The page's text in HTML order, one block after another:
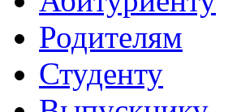
Родителям
Студенту